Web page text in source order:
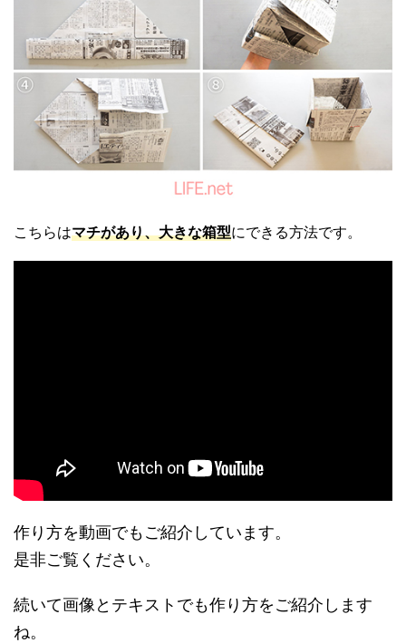
こちらはマチがあり、大きな箱型にできる方法です。
作り方を動画でもご紹介しています。
是非ご覧ください。
続いて画像とテキストでも作り方をご紹介します
ね。